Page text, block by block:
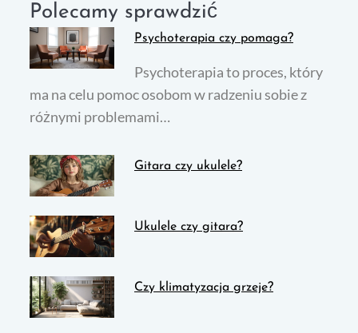
Polecamy sprawdzić
Psychoterapia czy pomaga?
Psychoterapia to proces, który
ma na celu pomoc osobom w radzeniu sobie z
różnymi problemami…
Gitara czy ukulele?
Ukulele czy gitara?
Czy klimatyzacja grzeje?